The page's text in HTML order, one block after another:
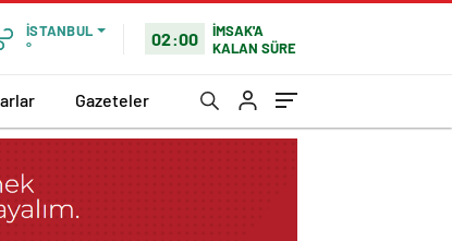
İSTANBUL
°
02:00
İMSAK'A
KALAN SÜRE
Gazeteler